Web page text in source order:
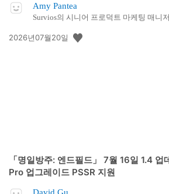
Amy Pantea
Survios의 시니어 프로덕트 마케팅 매니저
공
2026년07월20일
「명일방주: 엔드필드」 7월 16일 1.4
Pro 업그레이드 PSSR 지원